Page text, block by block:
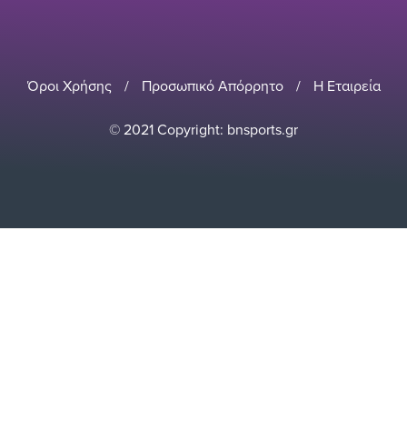
Όροι Χρήσης / Προσωπικό Απόρρητο / Η Εταιρεία
© 2021 Copyright: bnsports.gr